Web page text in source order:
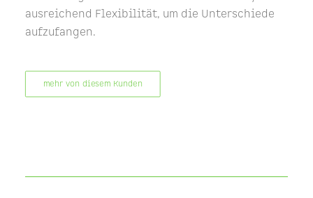
ausreichend Flexibilität, um die Unterschiede
aufzufangen.
mehr von diesem Kunden